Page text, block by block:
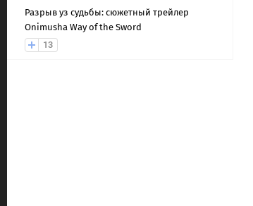
Разрыв уз судьбы: сюжетный трейлер
Onimusha Way of the Sword
13